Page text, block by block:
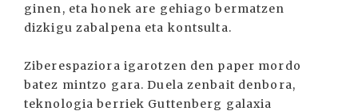
ginen, eta honek are gehiago bermatzen
dizkigu zabalpena eta kontsulta.
Ziberespaziora igarotzen den paper mordo
batez mintzo gara. Duela zenbait denbora,
teknologia berriek Guttenberg galaxia